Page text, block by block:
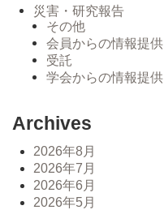
災害・研究報告
その他
会員からの情報提供
受託
学会からの情報提供
Archives
2026年8月
2026年7月
2026年6月
2026年5月